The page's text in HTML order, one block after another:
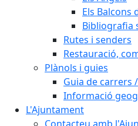
Els Balcons
Bibliografia
Rutes i senders
Restauració,
Plànols i guies
Guia de carrers
Informació
L'Ajuntament